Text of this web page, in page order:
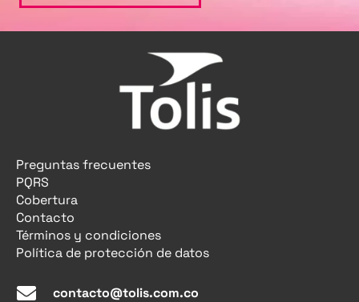
Preguntas frecuentes
PQRS
Cobertura
Contacto
Términos y condiciones
Política de protección de datos
contacto@tolis.com.co